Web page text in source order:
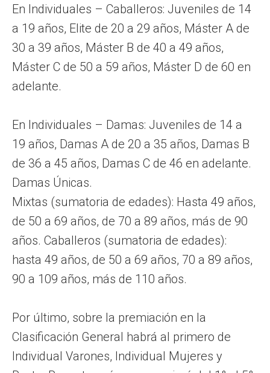
En Individuales – Caballeros: Juveniles de 14
a 19 años, Elite de 20 a 29 años, Máster A de
30 a 39 años, Máster B de 40 a 49 años,
Máster C de 50 a 59 años, Máster D de 60 en
adelante.
En Individuales – Damas: Juveniles de 14 a
19 años, Damas A de 20 a 35 años, Damas B
de 36 a 45 años, Damas C de 46 en adelante.
Damas Únicas.
Mixtas (sumatoria de edades): Hasta 49 años,
de 50 a 69 años, de 70 a 89 años, más de 90
años. Caballeros (sumatoria de edades):
hasta 49 años, de 50 a 69 años, 70 a 89 años,
90 a 109 años, más de 110 años.
Por último, sobre la premiación en la
Clasificación General habrá al primero de
Individual Varones, Individual Mujeres y